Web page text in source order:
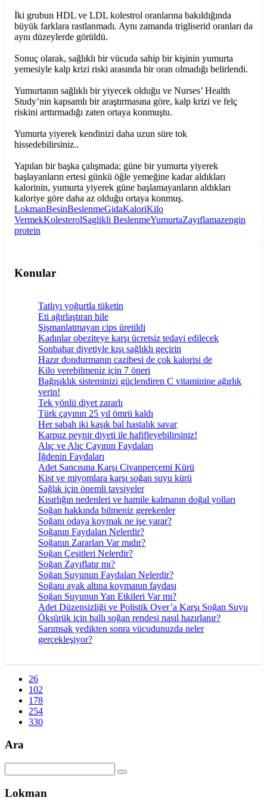
İki grubun HDL ve LDL kolestrol oranlarına bakıldığında
büyük farklara rastlanmadı. Aynı zamanda trigliserid oranları da
aynı düzeylerde görüldü.
Sonuç olarak, sağlıklı bir vücuda sahip bir kişinin yumurta
yemesiyle kalp krizi riski arasında bir oran olmadığı belirlendi.
Yumurtanın sağlıklı bir yiyecek olduğu ve Nurses’ Health
Study’nin kapsamlı bir araştırmasına göre, kalp krizi ve felç
riskini arttırmadığı zaten ortaya konmuştu.
Yumurta yiyerek kendinizi daha uzun süre tok
hissedebilirsiniz..
Yapılan bir başka çalışmada; güne bir yumurta yiyerek
başlayanların ertesi günkü öğle yemeğine kadar aldıkları
kalorinin, yumurta yiyerek güne başlamayanların aldıkları
kaloriye göre daha az olduğu ortaya konmuş.
LokmanBesinBeslenmeGidaKaloriKilo
VermekKolesterolSaglikli BeslenmeYumurtaZayıflamazengin
protein
Konular
Tatlıyı yoğurtla tüketin
Eti ağırlaştıran hile
Şişmanlatmayan cips üretildi
Kadınlar obeziteye karşı ücretsiz tedavi edilecek
Sonbahar diyetiyle kışı sağlıklı geçirin
Hazır dondurmanın cazibesi de çok kalorisi de
Kilo verebilmeniz için 7 öneri
Bağışıklık sisteminizi güçlendiren C vitaminine ağırlık
verin!
Tek yönlü diyet zararlı
Türk çayının 25 yıl ömrü kaldı
Her sabah iki kaşık bal hastalık savar
Karpuz peynir diyeti ile hafifleyebilirsiniz!
Alıç ve Alıç Çayının Faydaları
İğdenin Faydaları
Adet Sancısına Karşı Civanperçemi Kürü
Kist ve miyomlara karşı soğan suyu kürü
Sağlık için önemli tavsiyeler
Kısırlığın nedenleri ve hamile kalmanın doğal yolları
Soğan hakkında bilmeniz gerekenler
Soğanı odaya koymak ne işe yarar?
Soğanın Faydaları Nelerdir?
Soğanın Zararları Var mıdır?
Soğan Çeşitleri Nelerdir?
Soğan Zayıflatır mı?
Soğan Suyunun Faydaları Nelerdir?
Soğanı ayak altına koymanın faydası
Soğan Suyunun Yan Etkileri Var mı?
Adet Düzensizliği ve Polistik Over’a Karşı Soğan Suyu
Öksürük için ballı soğan rendesi nasıl hazırlanır?
Sarımsak yedikten sonra vücudunuzda neler
gerçekleşiyor?
26
102
178
254
330
Ara
Lokman